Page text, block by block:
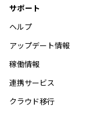
サポート
ヘルプ
アップデート情報
稼働情報
連携サービス
クラウド移行